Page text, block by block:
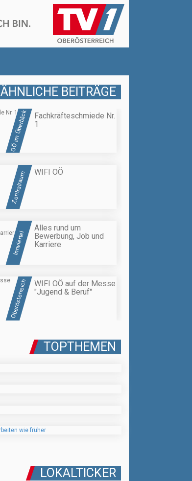
ÄHNLICHE BEITRÄGE
OÖ im Überblick
Fachkräfteschmiede Nr.
1
Zentralraum WIFI OÖ
Innviertel
Alles rund um
Bewerbung, Job und
Karriere
Oberösterreich
WIFI OÖ auf der Messe
"Jugend & Beruf"
TOPTHEMEN
LOKALTICKER